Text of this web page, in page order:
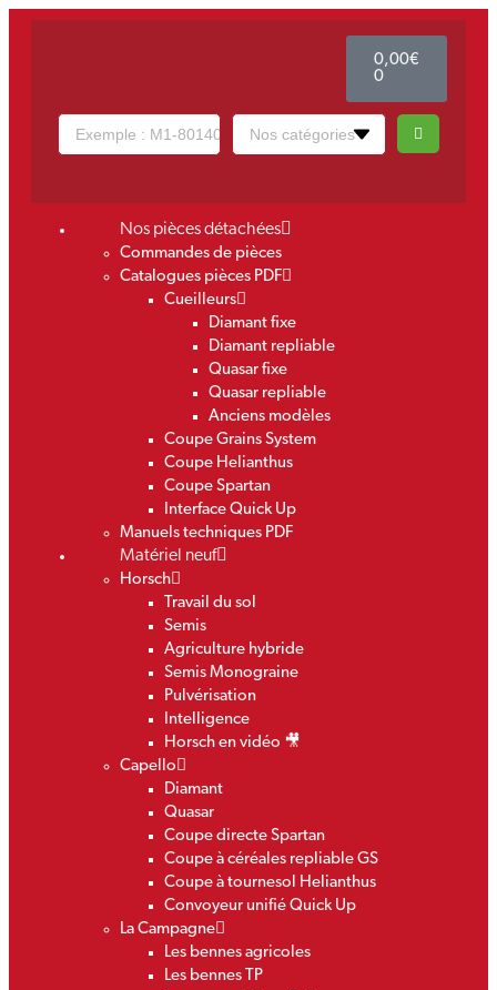
0,00€
0
Nos pièces détachées
Commandes de pièces
Catalogues pièces PDF
Cueilleurs
Diamant fixe
Diamant repliable
Quasar fixe
Quasar repliable
Anciens modèles
Coupe Grains System
Coupe Helianthus
Coupe Spartan
Interface Quick Up
Manuels techniques PDF
Matériel neuf
Horsch
Travail du sol
Semis
Agriculture hybride
Semis Monograine
Pulvérisation
Intelligence
Horsch en vidéo 🎥
Capello
Diamant
Quasar
Coupe directe Spartan
Coupe à céréales repliable GS
Coupe à tournesol Helianthus
Convoyeur unifié Quick Up
La Campagne
Les bennes agricoles
Les bennes TP